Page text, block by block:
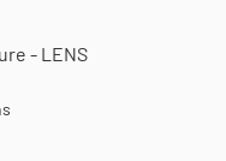
- LENS